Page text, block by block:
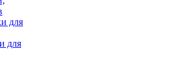
для
для